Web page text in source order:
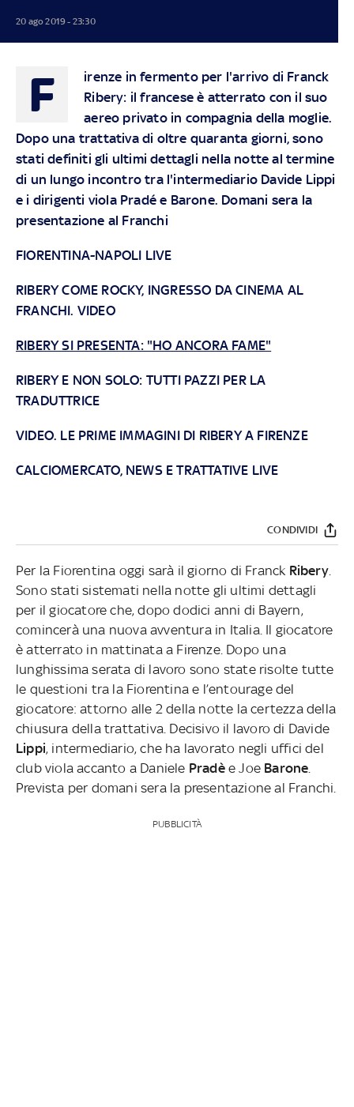
20 ago 2019 - 23:30
F
irenze in fermento per l'arrivo di Franck
Ribery: il francese è atterrato con il suo
aereo privato in compagnia della moglie.
Dopo una trattativa di oltre quaranta giorni, sono
stati definiti gli ultimi dettagli nella notte al termine
di un lungo incontro tra l'intermediario Davide Lippi
e i dirigenti viola Pradé e Barone. Domani sera la
presentazione al Franchi
FIORENTINA-NAPOLI LIVE
RIBERY COME ROCKY, INGRESSO DA CINEMA AL
FRANCHI. VIDEO
RIBERY SI PRESENTA: "HO ANCORA FAME"
RIBERY E NON SOLO: TUTTI PAZZI PER LA
TRADUTTRICE
VIDEO. LE PRIME IMMAGINI DI RIBERY A FIRENZE
CALCIOMERCATO, NEWS E TRATTATIVE LIVE
CONDIVIDI
Per la Fiorentina oggi sarà il giorno di Franck Ribery.
Sono stati sistemati nella notte gli ultimi dettagli
per il giocatore che, dopo dodici anni di Bayern,
comincerà una nuova avventura in Italia. Il giocatore
è atterrato in mattinata a Firenze. Dopo una
lunghissima serata di lavoro sono state risolte tutte
le questioni tra la Fiorentina e l’entourage del
giocatore: attorno alle 2 della notte la certezza della
chiusura della trattativa. Decisivo il lavoro di Davide
Lippi, intermediario, che ha lavorato negli uffici del
club viola accanto a Daniele Pradèe Joe Barone
Prevista per domani sera la presentazione al Franchi.
PUBBLICITÀ